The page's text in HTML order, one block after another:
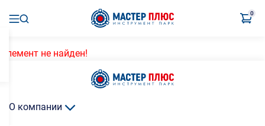
0
Элемент не найден!
О компании